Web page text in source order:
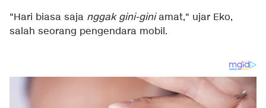
"Hari biasa saja nggak gini-giniamat," ujar Eko,
salah seorang pengendara mobil.